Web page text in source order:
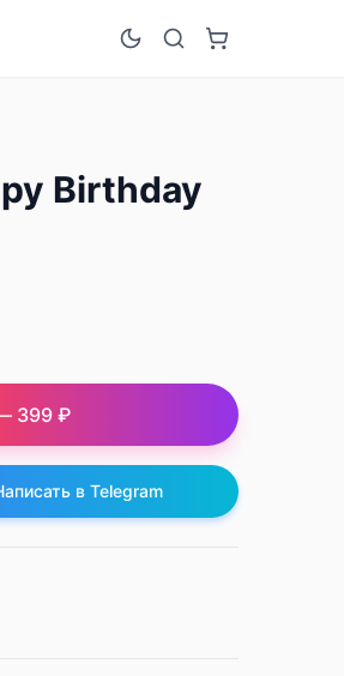
Birthday
399 ₽
в Telegram